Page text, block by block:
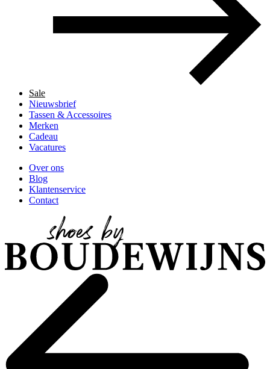
Sale
Nieuwsbrief
Tassen & Accessoires
Merken
Cadeau
Vacatures
Over ons
Blog
Klantenservice
Contact